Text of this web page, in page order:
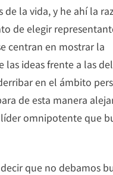
de la vida, y he ahí la
de elegir
centran en mostrar la
las ideas frente a las
en el ámbito
de esta manera
omnipotente que
que no debamos